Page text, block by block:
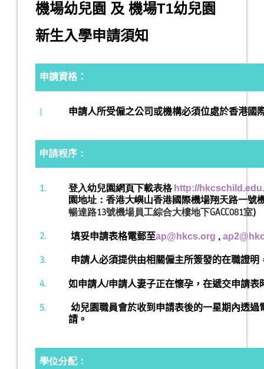
機場幼兒園 及 機場T1幼兒園
新生入學申請須知
申請資格：
l 申請人所受僱之公司或機構必須位處於香港國
申請程序：
1. 登入幼兒園網頁下載表格 http://
園地址：香港大嶼山香港國際機場翔天路一號
暢達路13號機場員工綜合大樓地下GACC081室)
2. 填妥申請表格電郵至ap@hkcs.org ,
3. 申請人必須提供由相關僱主所簽發的在職證
4. 如申請人/申請人妻子正在懷孕，在遞交申請表
5.
幼兒園職員會於收到申請表後的一星期內透
請。
學位分配：